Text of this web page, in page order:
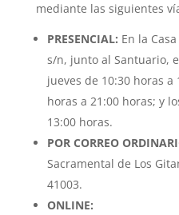
mediante las siguientes
PRESENCIAL: En la
s/n, junto al Santuario,
jueves de 10:30 horas a
horas a 21:00 horas; y
13:00 horas.
POR CORREO
Sacramental de Los
41003.
ONLINE: